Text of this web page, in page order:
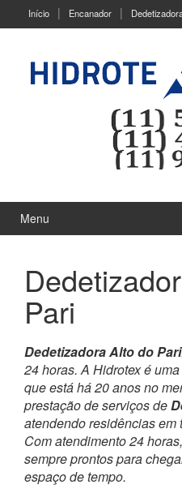
Início Encanador
Menu
Pari
Dedetizadora Alto do Pari
24 horas. A Hidrotex é
que está há 20 anos no
prestação de serviços de
atendendo residências em
Com atendimento 24
sempre prontos para
espaço de tempo.